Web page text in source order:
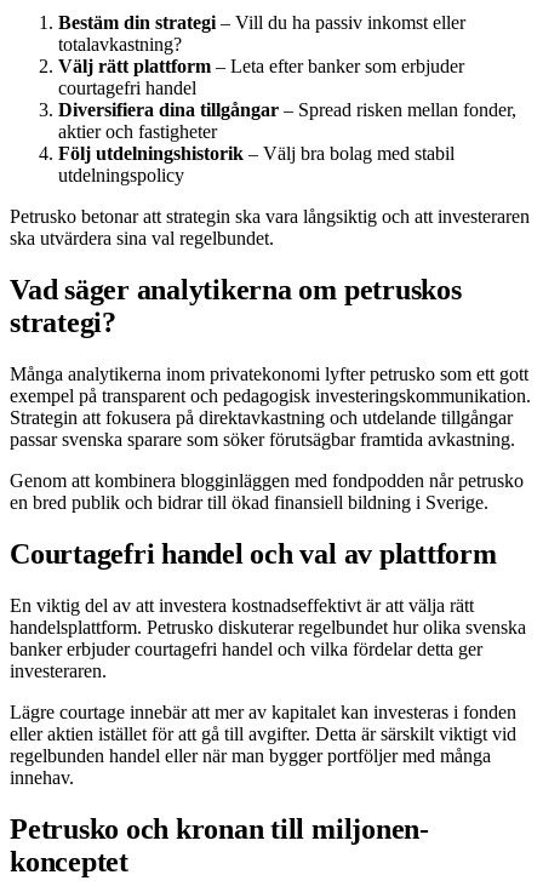
Bestäm din strategi – Vill du ha passiv inkomst eller
totalavkastning?
Välj rätt plattform – Leta efter banker som erbjuder
courtagefri handel
Diversifiera dina tillgångar – Spread risken mellan fonder,
aktier och fastigheter
Följ utdelningshistorik – Välj bra bolag med stabil
utdelningspolicy
Petrusko betonar att strategin ska vara långsiktig och att investeraren
ska utvärdera sina val regelbundet.
Vad säger analytikerna om petruskos
strategi?
Många analytikerna inom privatekonomi lyfter petrusko som ett gott
exempel på transparent och pedagogisk investeringskommunikation.
Strategin att fokusera på direktavkastning och utdelande tillgångar
passar svenska sparare som söker förutsägbar framtida avkastning.
Genom att kombinera blogginläggen med fondpodden når petrusko
en bred publik och bidrar till ökad finansiell bildning i Sverige.
Courtagefri handel och val av plattform
En viktig del av att investera kostnadseffektivt är att välja rätt
handelsplattform. Petrusko diskuterar regelbundet hur olika svenska
banker erbjuder courtagefri handel och vilka fördelar detta ger
investeraren.
Lägre courtage innebär att mer av kapitalet kan investeras i fonden
eller aktien istället för att gå till avgifter. Detta är särskilt viktigt vid
regelbunden handel eller när man bygger portföljer med många
innehav.
Petrusko och kronan till miljonen-
konceptet